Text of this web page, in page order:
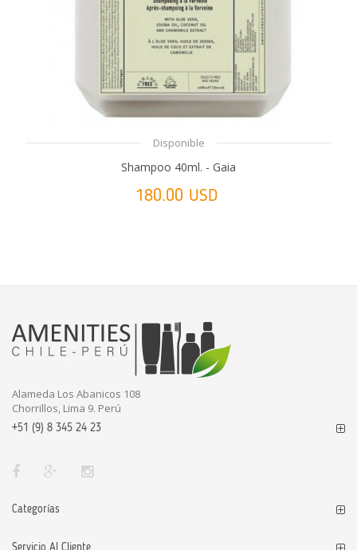
Disponible
Shampoo 40ml. - Gaia
180.00 USD
Alameda Los Abanicos 108
Chorrillos, Lima 9. Perú
+51 (9) 8 345 24 23
Categorías